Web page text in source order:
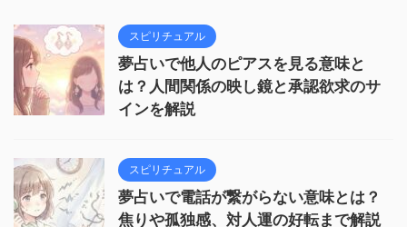
スピリチュアル
夢占いで他人のピアスを見る意味と
は？人間関係の映し鏡と承認欲求のサ
インを解説
スピリチュアル
夢占いで電話が繋がらない意味とは？
焦りや孤独感、対人運の好転まで解説